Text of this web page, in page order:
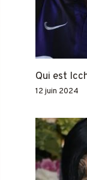
Qui est
12 juin 2024